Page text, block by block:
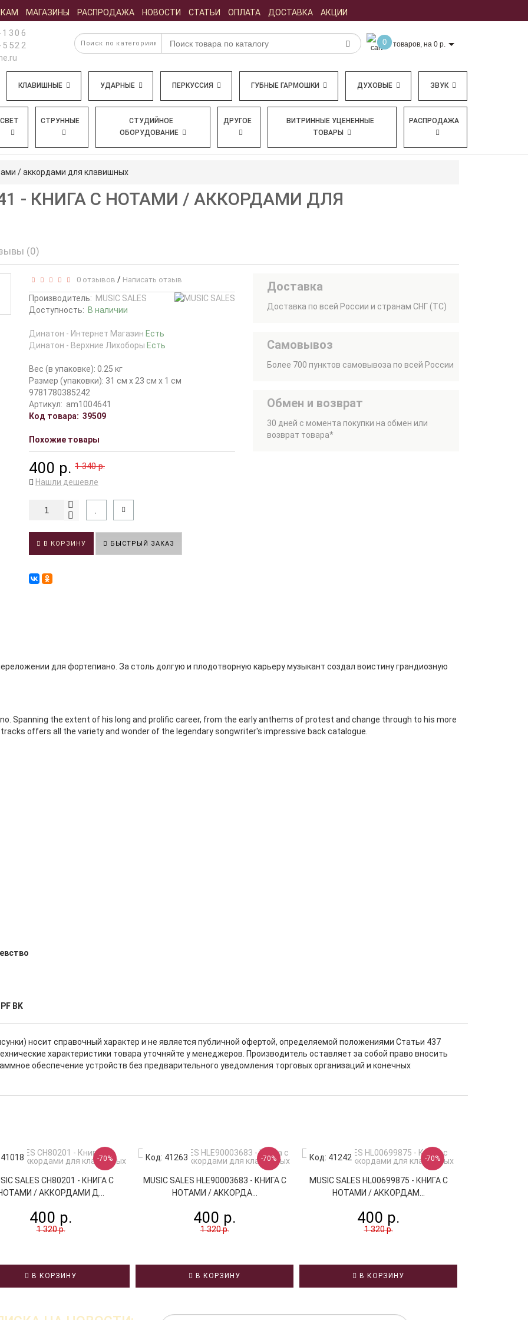
МАГАЗИНЫ РАСПРОДАЖА НОВОСТИ СТАТЬИ ОПЛАТА ДОСТАВКА АКЦИИ
0 товаров, на 0 р.
КЛАВИШНЫЕ УДАРНЫЕ ПЕРКУССИЯ ГУБНЫЕ ГАРМОШКИ ДУХОВЫЕ ЗВУК
СВЕТ СТРУННЫЕ
СТУДИЙНОЕ
ОБОРУДОВАНИЕ
ДРУГОЕ
ВИТРИННЫЕ УЦЕНЕННЫЕ
ТОВАРЫ
РАСПРОДАЖА
/ аккордами для клавишных
- КНИГА С НОТАМИ / АККОРДАМИ ДЛЯ
(0)
0 отзывов / Написать отзыв
Производитель: MUSIC SALES
Доступность: В наличии
Динатон - Интернет Магазин Есть
Динатон - Верхние Лихоборы Есть
Вес (в упаковке): 0.25 кг
Размер (упаковки): 31 см x 23 см x 1 см
9781780385242
Артикул: am1004641
Код товара: 39509
Похожие товары
400 р. 1 340 р.
Нашли дешевле
В КОРЗИНУ БЫСТРЫЙ ЗАКАЗ
Доставка
Доставка по всей России и странам СНГ (ТС)
Самовывоз
Более 700 пунктов самовывоза по всей России
Обмен и возврат
30 дней с момента покупки на обмен или
возврат товара*
для фортепиано. За столь долгую и плодотворную карьеру музыкант создал воистину грандиозную
Spanning the extent of his long and prolific career, from the early anthems of protest and change through to his more
offers all the variety and wonder of the legendary songwriter's impressive back catalogue.
BK
носит справочный характер и не является публичной офертой, определяемой положениями Статьи 437
характеристики товара уточняйте у менеджеров. Производитель оставляет за собой право вносить
обеспечение устройств без предварительного уведомления торговых организаций и конечных
-70%
SALES CH80201 - КНИГА С
/ АККОРДАМИ Д...
400 р.
1 320 р.
В КОРЗИНУ
Код: 41263 -70%
MUSIC SALES HLE90003683 - КНИГА С
НОТАМИ / АККОРДА...
400 р.
1 320 р.
В КОРЗИНУ
Код: 41242 -70%
MUSIC SALES HL00699875 - КНИГА С
НОТАМИ / АККОРДАМ...
400 р.
1 320 р.
В КОРЗИНУ